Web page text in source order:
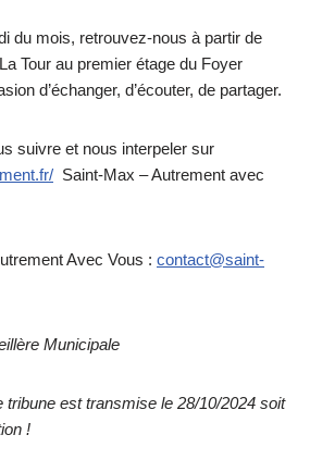
du mois, retrouvez-nous à partir de
Tour au premier étage du Foyer
d’échanger, d’écouter, de partager.
suivre et nous interpeler sur
Saint-Max – Autrement avec
Avec Vous : contact@saint-
Municipale
tribune est transmise le 28/10/2024 soit
!